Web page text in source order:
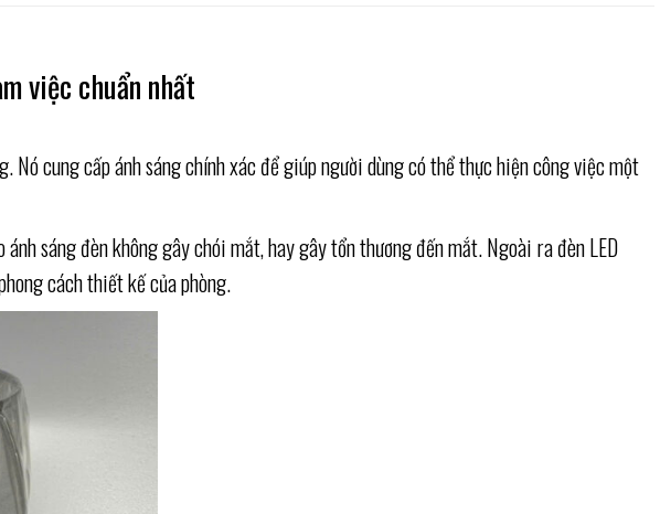
việc chuẩn nhất
cung cấp ánh sáng chính xác để giúp người dùng có thể thực hiện công việc một
sáng đèn không gây chói mắt, hay gây tổn thương đến mắt. Ngoài ra đèn LED
cách thiết kế của phòng.